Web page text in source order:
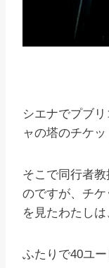
シエナでプブ
ャの塔のチケッ
そこで同行者
のですが、チ
を見たわたしは
ふたりで40ユ